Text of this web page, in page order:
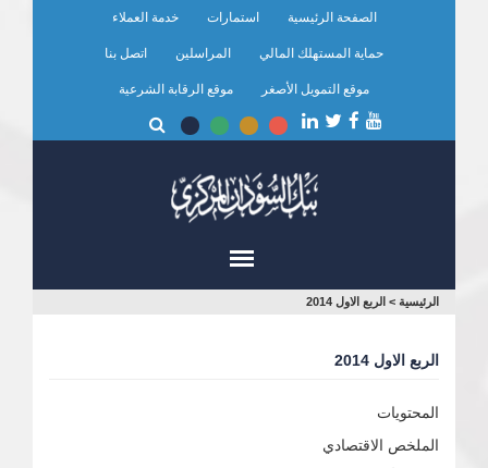
الصفحة الرئيسية استمارات خدمة العملاء
حماية المستهلك المالي المراسلين اتصل بنا
موقع التمويل الأصغر موقع الرقابة الشرعية
أنت
هنا
الرئيسية > الربع الاول 2014
الربع الاول 2014
المحتويات
الملخص الاقتصادي